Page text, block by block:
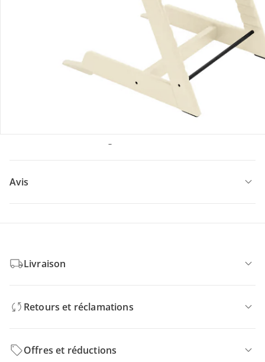
Détails du produit
Avis
Livraison
Retours et réclamations
Offres et réductions